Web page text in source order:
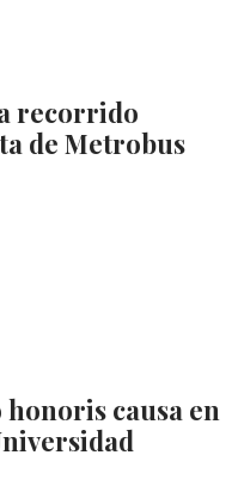
recorrido
de Metrobus
causa en